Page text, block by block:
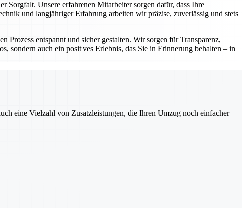
Sorgfalt. Unsere erfahrenen Mitarbeiter sorgen dafür, dass Ihre
und langjähriger Erfahrung arbeiten wir präzise, zuverlässig und stets
entspannt und sicher gestalten. Wir sorgen für Transparenz,
sondern auch ein positives Erlebnis, das Sie in Erinnerung behalten – in
eine Vielzahl von Zusatzleistungen, die Ihren Umzug noch einfacher